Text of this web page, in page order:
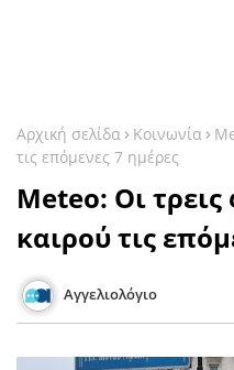
Αρχική σελίδα Κοινωνία
τις επόμενες 7 ημέρες
Meteo: Οι
καιρού τις
Αγγελιολόγιο